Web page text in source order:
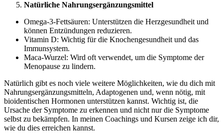
Natürliche Nahrungsergänzungsmittel
Omega-3-Fettsäuren: Unterstützen die Herzgesundheit und
können Entzündungen reduzieren.
Vitamin D: Wichtig für die Knochengesundheit und das
Immunsystem.
Maca-Wurzel: Wird oft verwendet, um die Symptome der
Menopause zu lindern.
Natürlich gibt es noch viele weitere Möglichkeiten, wie du dich mit
Nahrungsergänzungsmitteln, Adaptogenen und, wenn nötig, mit
bioidentischen Hormonen unterstützen kannst. Wichtig ist, die
Ursache der Symptome zu erkennen und nicht nur die Symptome
selbst zu bekämpfen. In meinen Coachings und Kursen zeige ich dir,
wie du dies erreichen kannst.